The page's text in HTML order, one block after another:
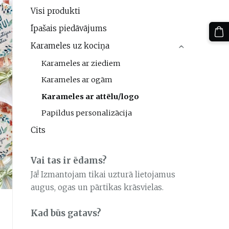
Visi produkti
Īpašais piedāvājums
Karameles uz kociņa
Karameles ar ziediem
Karameles ar ogām
Karameles ar attēlu/logo
Papildus personalizācija
›
Cits
Vai tas ir ēdams?
Jā! Izmantojam tikai uzturā lietojamus
augus, ogas un pārtikas krāsvielas.
Kad būs gatavs?